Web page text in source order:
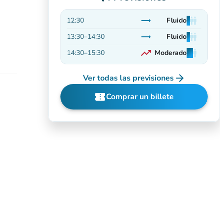
12:30 trending_flat Fluidoman
man
man
13:30–14:30 trending_flat Fluidoman
man
man
14:30–15:30 trending_up
En aumento
Moderadoman
man
man
Ver todas las previsionesarrow_forward
confirmation_numberComprar un billete
(nueva pestaña)